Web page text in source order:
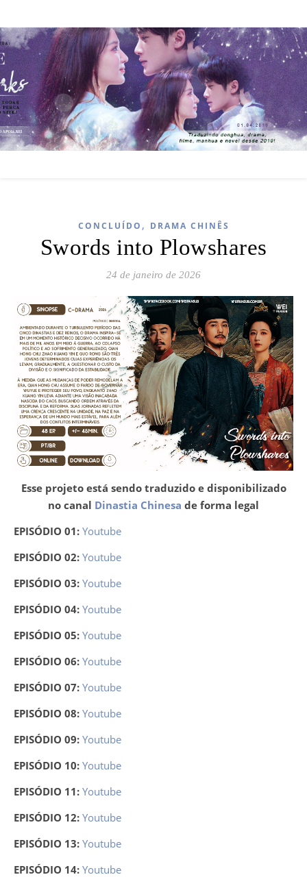
CONCLUÍDO , DRAMA CHINÊS
Swords into Plowshares
24 de janeiro de 2026
Esse projeto está sendo traduzido e disponibilizado
no canal Dinastia Chinesa de forma legal
EPISÓDIO 01: Youtube
EPISÓDIO 02: Youtube
EPISÓDIO 03: Youtube
EPISÓDIO 04: Youtube
EPISÓDIO 05: Youtube
EPISÓDIO 06: Youtube
EPISÓDIO 07: Youtube
EPISÓDIO 08: Youtube
EPISÓDIO 09: Youtube
EPISÓDIO 10: Youtube
EPISÓDIO 11: Youtube
EPISÓDIO 12: Youtube
EPISÓDIO 13: Youtube
EPISÓDIO 14: Youtube